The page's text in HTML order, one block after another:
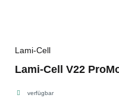
Lami-Cell
Lami-Cell V22
verfügbar